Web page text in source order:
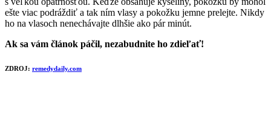
ešte viac podráždiť a tak ním vlasy a pokožku jemne prelejte. Nikdy
ho na vlasoch nenechávajte dlhšie ako pár minút.
Ak sa vám článok páčil, nezabudnite ho zdieľať!
ZDROJ: remedydaily.com